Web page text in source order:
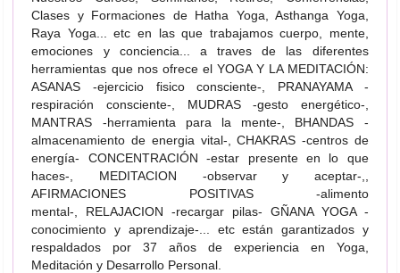
Clases y Formaciones de Hatha Yoga, Asthanga Yoga,
Raya Yoga... etc en las que trabajamos cuerpo, mente,
emociones y conciencia... a traves de las diferentes
herramientas que nos ofrece el YOGA Y LA MEDITACIÓN:
ASANAS -ejercicio fisico consciente-, PRANAYAMA -
respiración consciente-, MUDRAS -gesto energético-,
MANTRAS -herramienta para la mente-, BHANDAS -
almacenamiento de energia vital-, CHAKRAS -centros de
energía- CONCENTRACIÓN -estar presente en lo que
haces-, MEDITACION -observar y aceptar-,,
AFIRMACIONES POSITIVAS -alimento
mental-, RELAJACION -recargar pilas- GÑANA YOGA -
conocimiento y aprendizaje-... etc están garantizados y
respaldados por 37 años de experiencia en Yoga,
Meditación y Desarrollo Personal.